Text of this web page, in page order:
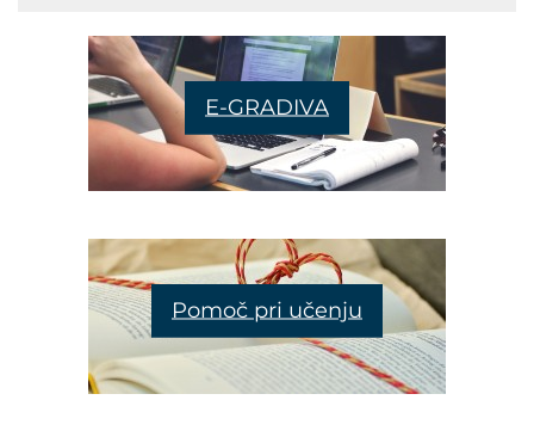
E-GRADIVA
Pomoč pri učenju